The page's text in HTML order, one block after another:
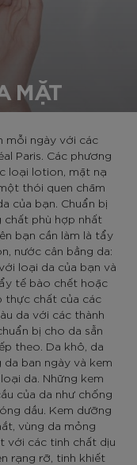
MẶT
mỗi ngày với các
Paris. Các phương
loại lotion, mặt nạ
thói quen chăm
của bạn. Chuẩn bị
chất phù hợp nhất
bạn cần làm là tẩy
nước cân bằng da:
loại da của bạn và
tế bào chết hoặc
thực chất của các
da với các thành
bị cho da sẵn
theo. Da khô, da
ban ngày và kem
da. Những kem
của da như chống
dầu. Kem dưỡng
vùng da mỏng
với các tinh chất dịu
rạng rỡ, tinh khiết